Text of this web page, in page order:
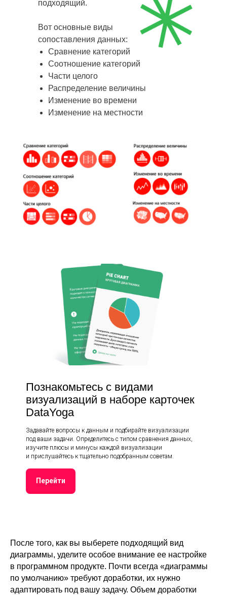
подходящий.
Вот основные виды
сопоставления данных:
Сравнение категорий
Соотношение категорий
Части целого
Распределение величины
Изменение во времени
Изменение на местности
Познакомьтесь с видами
визуализаций в наборе карточек
DataYoga
Задавайте вопросы к данным и подбирайте визуализации
под ваши задачи. Определитесь с типом сравнения данных,
изучите плюсы и минусы каждой визуализации
и прислушайтесь к тщательно подобранным советам.
Перейти
После того, как вы выберете подходящий вид
диаграммы, уделите особое внимание ее настройке
в программном продукте. Почти всегда «диаграммы
по умолчанию» требуют доработки, их нужно
адаптировать под вашу задачу. Объем доработки